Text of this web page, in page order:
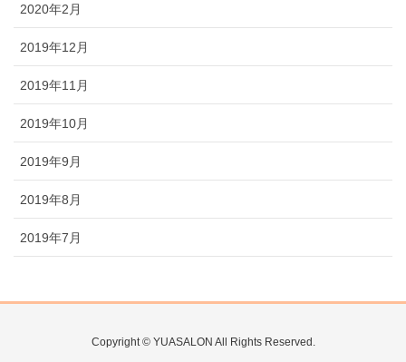
2020年2月
2019年12月
2019年11月
2019年10月
2019年9月
2019年8月
2019年7月
Copyright © YUASALON All Rights Reserved.